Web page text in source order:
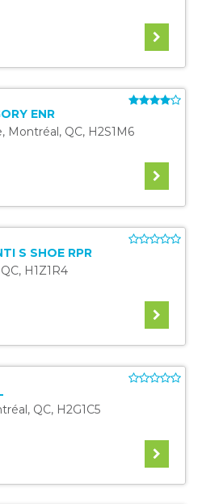
ENR
, Montréal, QC, H2S1M6
S SHOE RPR
QC, H1Z1R4
, QC, H2G1C5